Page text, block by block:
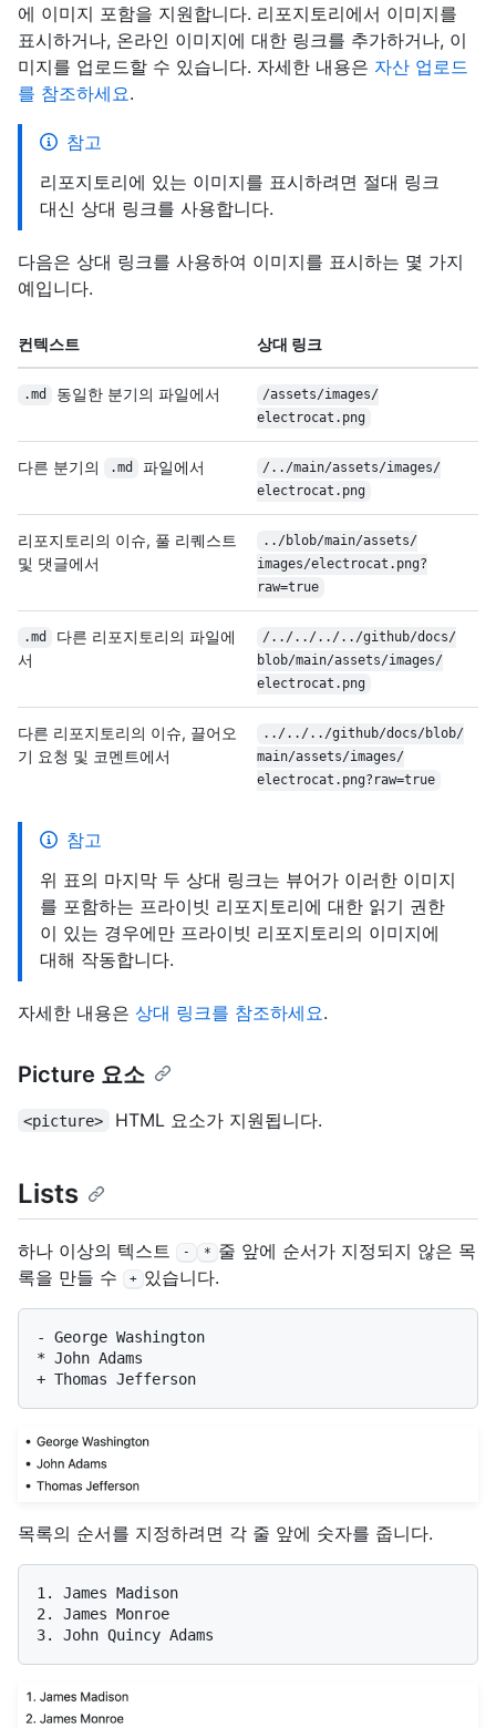
에 이미지 포함을 지원합니다. 리포지토리에서 이미지를
표시하거나, 온라인 이미지에 대한 링크를 추가하거나, 이
미지를 업로드할 수 있습니다. 자세한 내용은 자산 업로드
를 참조하세요.
참고
리포지토리에 있는 이미지를 표시하려면 절대 링크
대신 상대 링크를 사용합니다.
다음은 상대 링크를 사용하여 이미지를 표시하는 몇 가지
예입니다.
컨텍스트 상대 링크
.md 동일한 분기의 파일에서 /assets/images/
electrocat.png
다른 분기의 .md 파일에서 /../main/assets/images/
electrocat.png
리포지토리의 이슈, 풀 리퀘스트
및 댓글에서
../blob/main/assets/
images/electrocat.png?
raw=true
.md
다른 리포지토리의 파일에
서
/../../../../github/docs/
blob/main/assets/images/
electrocat.png
다른 리포지토리의 이슈, 끌어오
기 요청 및 코멘트에서
../../../github/docs/blob/
main/assets/images/
electrocat.png?raw=true
참고
위 표의 마지막 두 상대 링크는 뷰어가 이러한 이미지
를 포함하는 프라이빗 리포지토리에 대한 읽기 권한
이 있는 경우에만 프라이빗 리포지토리의 이미지에
대해 작동합니다.
자세한 내용은 상대 링크를 참조하세요.
Picture 요소
<picture> HTML 요소가 지원됩니다.
Lists
하나 이상의 텍스트 - *
줄 앞에 순서가 지정되지 않은 목
록을 만들 수
+ 있습니다.
-
*
+
목록의 순서를 지정하려면 각 줄 앞에 숫자를 줍니다.
1.
2.
3.